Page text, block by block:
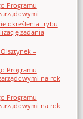
Programu
określenia trybu
zadania
–
Programu
na rok
Programu
na rok